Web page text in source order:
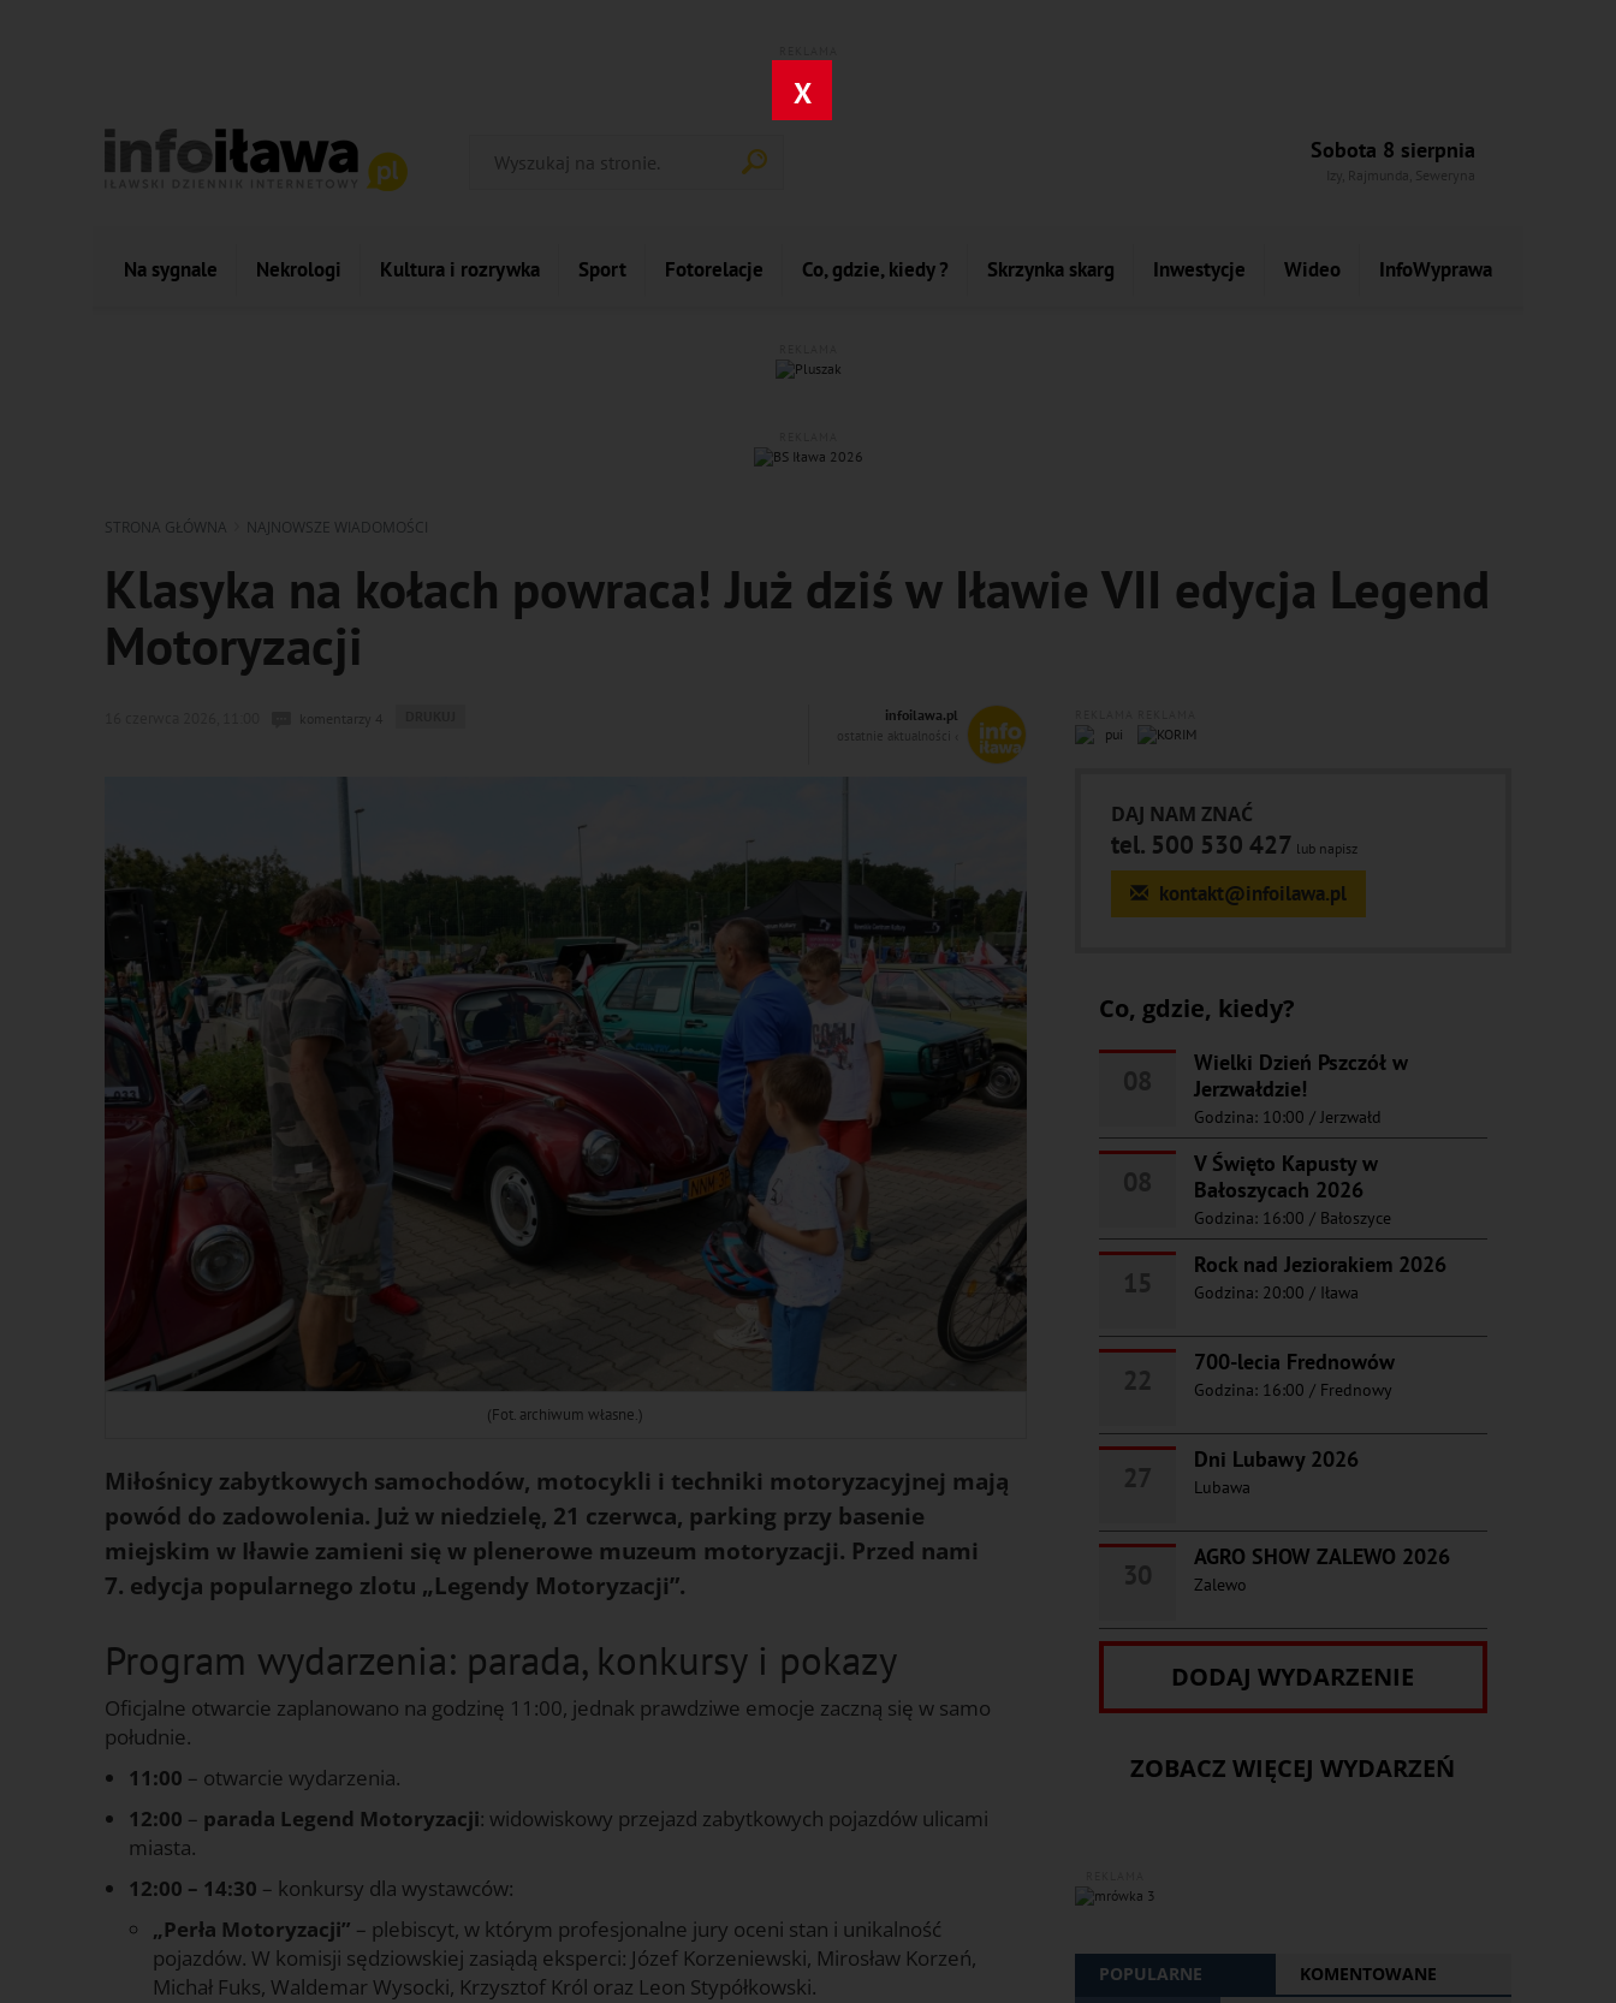
X
Sobota 8 sierpnia
Izy, Rajmunda, Seweryna
Na sygnale Nekrologi Kultura i rozrywka Sport Fotorelacje Co, gdzie, kiedy ? Skrzynka skarg Inwestycje Wideo InfoWyprawa
STRONA GŁÓWNA NAJNOWSZE WIADOMOŚCI
Klasyka na kołach powraca! Już dziś w Iławie VII edycja Legend
Motoryzacji
infoilawa.pl
ostatnie aktualności ‹
(Fot. archiwum własne.)
Miłośnicy zabytkowych samochodów, motocykli i techniki motoryzacyjnej mają
powód do zadowolenia. Już w niedzielę, 21 czerwca, parking przy basenie
miejskim w Iławie zamieni się w plenerowe muzeum motoryzacji. Przed nami
7. edycja popularnego zlotu „Legendy Motoryzacji”.
Program wydarzenia: parada, konkursy i pokazy
Oficjalne otwarcie zaplanowano na godzinę 11:00, jednak prawdziwe emocje zaczną się w samo
południe.
11:00 – otwarcie wydarzenia.
12:00 – parada Legend Motoryzacji: widowiskowy przejazd zabytkowych pojazdów ulicami
miasta.
12:00 – 14:30 – konkursy dla wystawców:
„Perła Motoryzacji” – plebiscyt, w którym profesjonalne jury oceni stan i unikalność
pojazdów. W komisji sędziowskiej zasiądą eksperci: Józef Korzeniewski, Mirosław Korzeń,
Michał Fuks, Waldemar Wysocki, Krzysztof Król oraz Leon Stypółkowski.
DAJ NAM ZNAĆ
tel. 500 530 427 lub napisz
kontakt@infoilawa.pl
Co, gdzie, kiedy?
Wielki Dzień Pszczół w
Jerzwałdzie!
Godzina: 10:00 / Jerzwałd
V Święto Kapusty w
Bałoszycach 2026
Godzina: 16:00 / Bałoszyce
Rock nad Jeziorakiem 2026
Godzina: 20:00 / Iława
700-lecia Frednowów
Godzina: 16:00 / Frednowy
Dni Lubawy 2026
Lubawa
AGRO SHOW ZALEWO 2026
Zalewo
DODAJ WYDARZENIE
ZOBACZ WIĘCEJ WYDARZEŃ
POPULARNE KOMENTOWANE